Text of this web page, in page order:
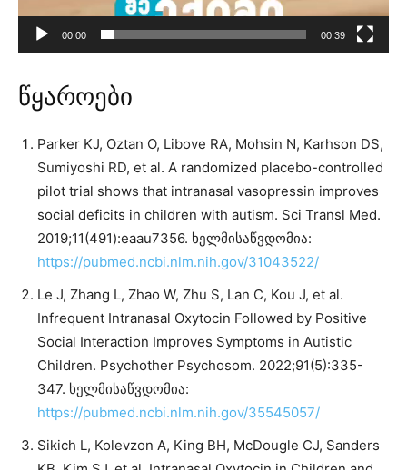
00:00 00:39
წყაროები
Parker KJ, Oztan O, Libove RA, Mohsin N, Karhson DS,
Sumiyoshi RD, et al. A randomized placebo-controlled
pilot trial shows that intranasal vasopressin improves
social deficits in children with autism. Sci Transl Med.
2019;11(491):eaau7356. ხელმისაწვდომია:
https://pubmed.ncbi.nlm.nih.gov/31043522/
Le J, Zhang L, Zhao W, Zhu S, Lan C, Kou J, et al.
Infrequent Intranasal Oxytocin Followed by Positive
Social Interaction Improves Symptoms in Autistic
Children. Psychother Psychosom. 2022;91(5):335-
347. ხელმისაწვდომია:
https://pubmed.ncbi.nlm.nih.gov/35545057/
Sikich L, Kolevzon A, King BH, McDougle CJ, Sanders